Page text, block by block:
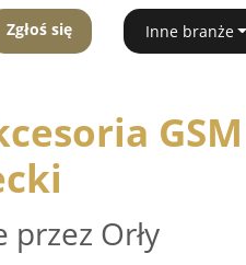
Zgłoś się Inne branże
Orły